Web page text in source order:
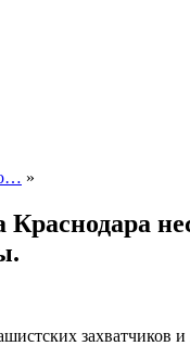
»
захватчиков и